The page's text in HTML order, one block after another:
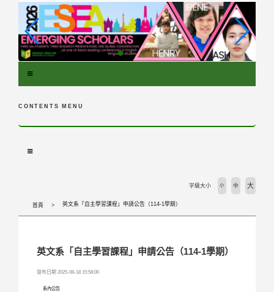
CONTENTS MENU
首頁 英文系「自主學習課程」申請公告（114-1學期）
字級大小 小 中 大
英文系「自主學習課程」申請公告（114-1學期）
發布日期 2025-08-18 15:58:00
系內公告